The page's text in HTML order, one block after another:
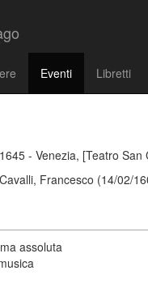
Eventi Libretti
1645 - Venezia, [Teatro San
Francesco (14/02/
assoluta